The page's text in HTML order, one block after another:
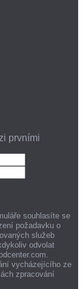
prvními
souhlasíte se
požadavku o
služeb
odvolat
vycházejícího ze
zpracování